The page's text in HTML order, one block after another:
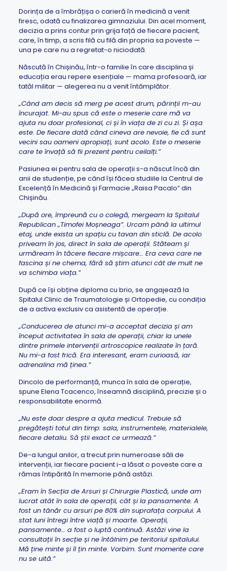
Dorința de a îmbrățișa o carieră în medicină a venit
firesc, odată cu finalizarea gimnaziului. Din acel moment,
decizia a prins contur prin grija față de fiecare pacient,
care, în timp, a scris filă cu filă din propria sa poveste —
una pe care nu a regretat-o niciodată.
Născută în Chișinău, într-o familie în care disciplina și
educația erau repere esențiale — mama profesoară, iar
tatăl militar — alegerea nu a venit întâmplător.
„Când am decis să merg pe acest drum, părinții m-au
încurajat. Mi-au spus că este o meserie care mă va
ajuta nu doar profesional, ci și în viața de zi cu zi. Și așa
este. De fiecare dată când cineva are nevoie, fie că sunt
vecini sau oameni apropiați, sunt acolo. Este o meserie
care te învață să fii prezent pentru ceilalți.”
Pasiunea ei pentru sala de operații s-a născut încă din
anii de studenție, pe când își făcea studiile la Centrul de
Excelență în Medicină și Farmacie „Raisa Pacalo” din
Chișinău.
„După ore, împreună cu o colegă, mergeam la Spitalul
Republican „Timofei Moșneaga”. Urcam până la ultimul
etaj, unde exista un spațiu cu tavan din sticlă. De acolo
priveam în jos, direct în sala de operații. Stăteam și
urmăream în tăcere fiecare mișcare… Era ceva care ne
fascina și ne chema, fără să știm atunci cât de mult ne
va schimba viața.”
După ce își obține diploma cu brio, se angajează la
Spitalul Clinic de Traumatologie și Ortopedie, cu condiția
de a activa exclusiv ca asistentă de operație.
„Conducerea de atunci mi-a acceptat decizia și am
început activitatea în sala de operații, chiar la unele
dintre primele intervenții artroscopice realizate în țară.
Nu mi-a fost frică. Era interesant, eram curioasă, iar
adrenalina mă ținea.”
Dincolo de performanță, munca în sala de operație,
spune Elena Tcacenco, înseamnă disciplină, precizie și o
responsabilitate enormă.
„Nu este doar despre a ajuta medicul. Trebuie să
pregătești totul din timp: sala, instrumentele, materialele,
fiecare detaliu. Să știi exact ce urmează.”
De-a lungul anilor, a trecut prin numeroase săli de
intervenții, iar fiecare pacient i-a lăsat o poveste care a
rămas întipărită în memorie până astăzi.
„Eram în Secția de Arsuri și Chirurgie Plastică, unde am
lucrat atât în sala de operații, cât și la pansamente. A
fost un tânăr cu arsuri pe 80% din suprafața corpului. A
stat luni întregi între viață și moarte. Operații,
pansamente… a fost o luptă continuă. Astăzi vine la
consultații în secție și ne întâlnim pe teritoriul spitalului.
Mă ține minte și îl țin minte. Vorbim. Sunt momente care
nu se uită.”